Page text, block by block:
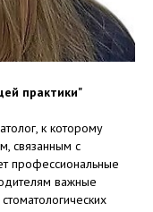
практики"
к которому
связанным с
профессиональные
важные